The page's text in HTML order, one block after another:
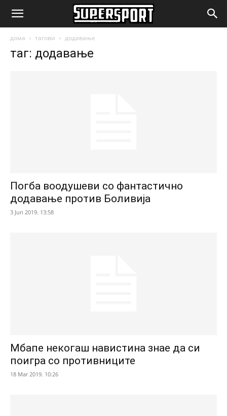
SuperSport.mk
дома тагови додавање
таг: додавање
Погба воодушеви со фантастично
додавање против Боливија
3 Jun 2019. 13:58
Мбапе некогаш навистина знае да си
поигра со противниците
18 Mar 2019. 10:26